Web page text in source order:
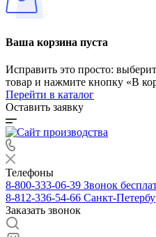
Ваша корзина пуста
Исправить это просто:
товар и нажмите кнопку «В
Перейти в каталог
Оставить заявку
Телефоны
8-800-333-06-39 Звонок
8-812-336-54-66 Санкт-
Заказать звонок